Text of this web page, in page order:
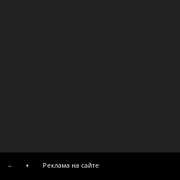
– +
Реклама на сайте